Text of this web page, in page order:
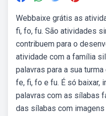
Webbaixe grátis as
fi, fo, fu. São atividades
contribuem para o
atividade com a família
palavras para a sua
fe, fi, fo e fu. É só baixar,
palavras com as sílabas
das sílabas com